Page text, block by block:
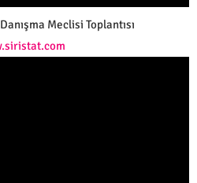
Meclisi Toplantısı